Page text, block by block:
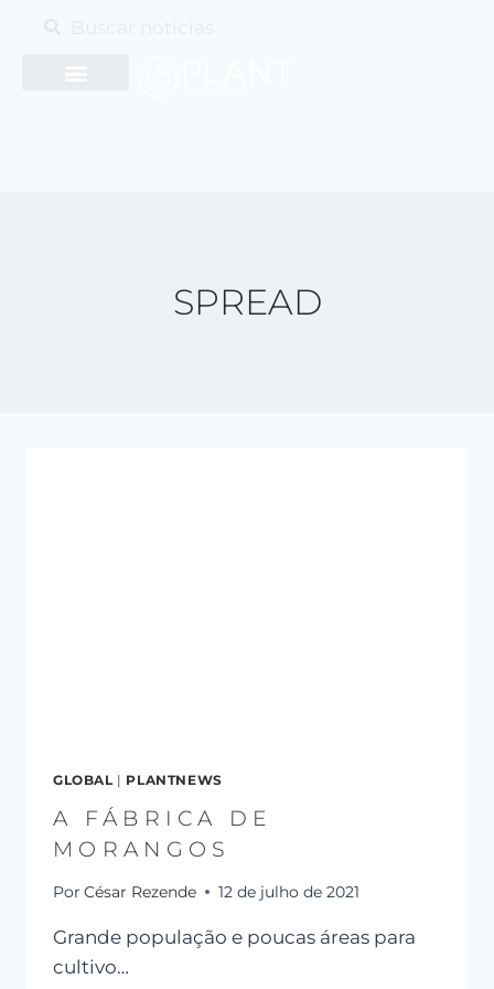
SPREAD
GLOBAL| PLANTNEWS
A FÁBRICA DE
MORANGOS
Por César Rezende 12 de julho de 2021
Grande população e poucas áreas para
cultivo…